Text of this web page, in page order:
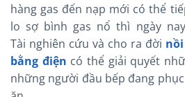
hàng gas đến nạp mới có thể
lo sợ bình gas nổ thì ngày
Tài nghiên cứu và cho ra đời
bằng điện có thể giải quyết
những người đầu bếp đang